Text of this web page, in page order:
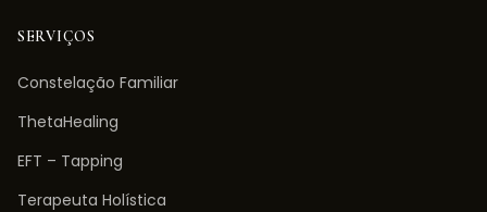
SERVIÇOS
Constelação Familiar
ThetaHealing
EFT – Tapping
Terapeuta Holística